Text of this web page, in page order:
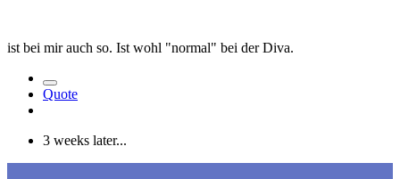
ist bei mir auch so. Ist wohl "normal" bei der Diva.
Quote
3 weeks later...